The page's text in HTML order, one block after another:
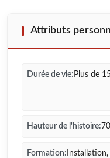
Attributs
Durée de vie: Plus de
Hauteur de l'histoire:
Formation: